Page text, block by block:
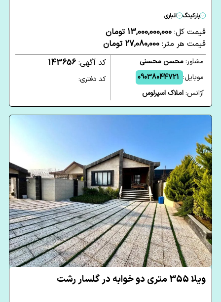
پارکینگ انباری
قیمت کل: 13,000,000,000 تومان
قیمت هر متر: 27,080,000 تومان
مشاور:محسن محسنی
موبایل: 09038044721
آژانس:املاک اسپرلوس
کد آگهی: 143656
کد دفتری:
ویلا 355 متری دو خوابه در گلسار رشت